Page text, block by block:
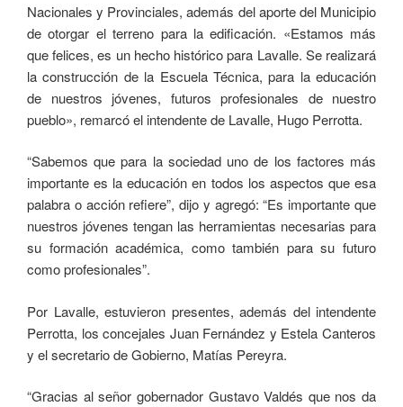
Nacionales y Provinciales, además del aporte del Municipio
de otorgar el terreno para la edificación. «Estamos más
que felices, es un hecho histórico para Lavalle. Se realizará
la construcción de la Escuela Técnica, para la educación
de nuestros jóvenes, futuros profesionales de nuestro
pueblo», remarcó el intendente de Lavalle, Hugo Perrotta.
“Sabemos que para la sociedad uno de los factores más
importante es la educación en todos los aspectos que esa
palabra o acción refiere”, dijo y agregó: “Es importante que
nuestros jóvenes tengan las herramientas necesarias para
su formación académica, como también para su futuro
como profesionales”.
Por Lavalle, estuvieron presentes, además del intendente
Perrotta, los concejales Juan Fernández y Estela Canteros
y el secretario de Gobierno, Matías Pereyra.
“Gracias al señor gobernador Gustavo Valdés que nos da